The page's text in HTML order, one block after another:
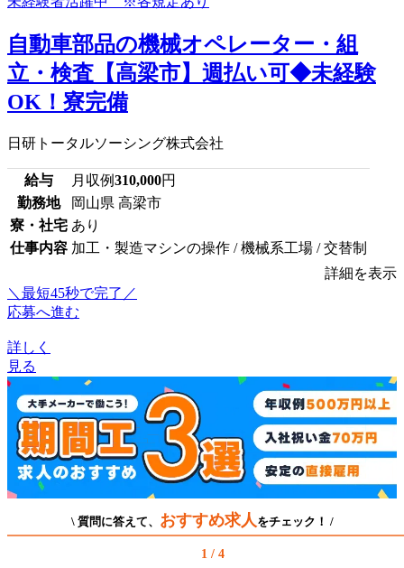
自動車部品の機械オペレーター・組
立・検査【高梁市】週払い可◆未経験
OK！寮完備
日研トータルソーシング株式会社
給与 月収例310,000円
勤務地
岡山県 高梁市
寮・社宅 あり
仕事内容 加工・製造マシンの操作 / 機械系工場 / 交替制
詳細を表示
＼最短45秒で完了／
応募へ進む
詳しく
見る
\ 質問に答えて、 おすすめ求人 をチェック！ /
1 / 4